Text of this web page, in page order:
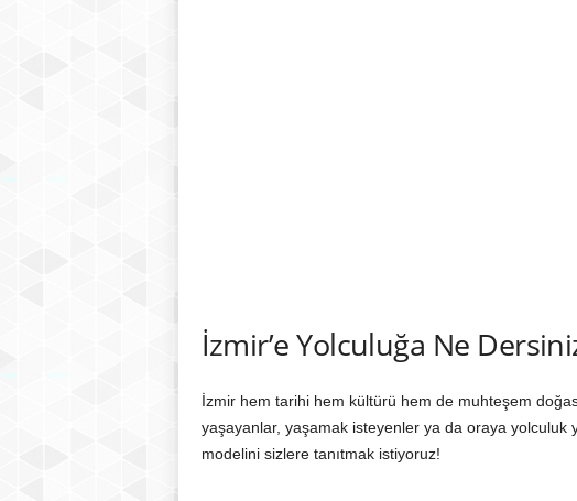
İzmir’e Yolculuğa Ne
İzmir hem tarihi hem kültürü hem de muhteşem
yaşayanlar, yaşamak isteyenler ya da oraya yolculuk
modelini sizlere tanıtmak istiyoruz!